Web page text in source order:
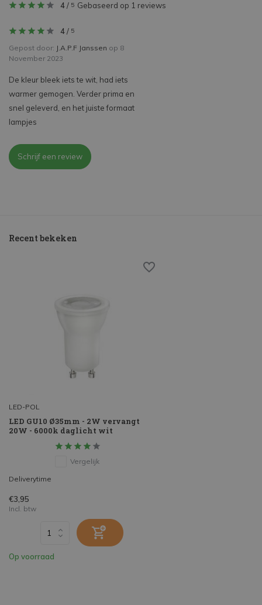
4/ 5 Gebaseerd op 1 reviews
4/ 5
Gepost door: J.A.P.F Janssen op 8
November 2023
De kleur bleek iets te wit, had iets
warmer gemogen. Verder prima en
snel geleverd, en het juiste formaat
lampjes
Schrijf een review
Recent bekeken
LED-POL
LED GU10 Ø35mm - 2W vervangt
20W - 6000k daglicht wit
Vergelijk
Deliverytime
€3,95
Incl. btw
Op voorraad